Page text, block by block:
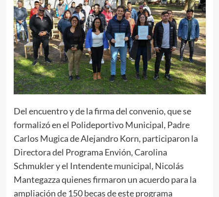
Del encuentro y de la firma del convenio, que se
formalizó en el Polideportivo Municipal, Padre
Carlos Mugica de Alejandro Korn, participaron la
Directora del Programa Envión, Carolina
Schmukler y el Intendente municipal, Nicolás
Mantegazza quienes firmaron un acuerdo para la
ampliación de 150 becas de este programa